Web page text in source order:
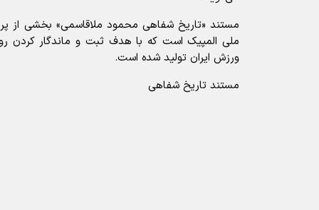
مستند «تاریخ شفاهی محمود ملاقاسمی» بخشی از
ملی المپیک است که با هدف ثبت و ماندگار کردن
ورزش ایران تولید شده است.
مستند تاریخ شفاهی